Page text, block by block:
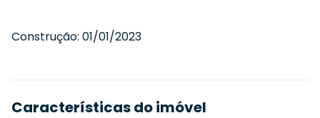
Construção: 01/01/2023
Características do imóvel